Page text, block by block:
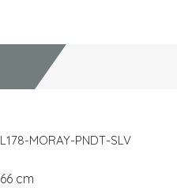
L178-MORAY-PNDT-SLV
66 cm